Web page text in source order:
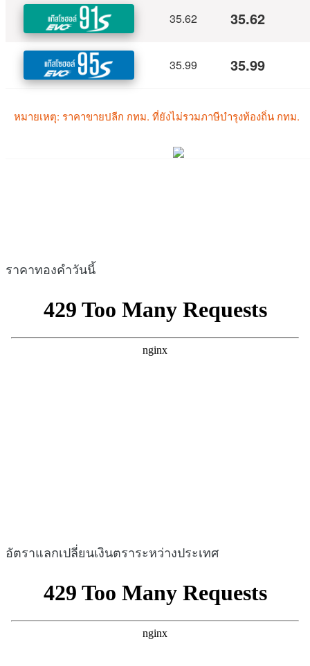
ราคาทองคำวันนี้
อัตราแลกเปลี่ยนเงินตราระหว่างประเทศ